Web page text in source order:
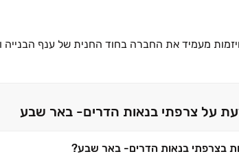
ויזמות מעמיד את החברה בחוד החנית של ענף הבנייה
על צרפתי בנאות הדרים- באר שבע
בצרפתי בנאות הדרים- באר שבע?